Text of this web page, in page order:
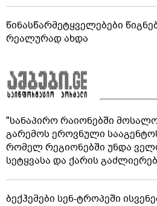
წინასწარმეტყველებები
რეალურად ახდა
"სანაპირო რაიონებში
გარემოს ეროვნული
რომელ რეგიონებში უნდა
სეტყვასა და ქარის
ბექჰემები სენ-ტროპეში